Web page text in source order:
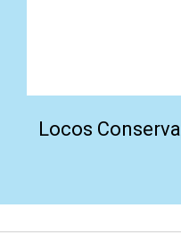
Locos Conserva